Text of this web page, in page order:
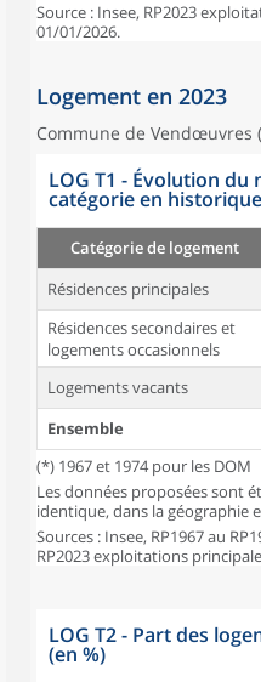
Source : Insee, RP2023
01/01/2026.
Logement en 2023
Commune de Vendœuvres
LOG T1 - Évolution
catégorie en
Catégorie de logement
Résidences principales
Résidences secondaires et
logements occasionnels
Logements vacants
Ensemble
(*) 1967 et 1974 pour les DOM
Les données proposées sont
identique, dans la géographie
Sources : Insee, RP1967 au
RP2023 exploitations
LOG T2 - Part des
(en %)